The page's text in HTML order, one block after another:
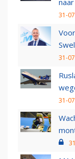
31-
31-
31-